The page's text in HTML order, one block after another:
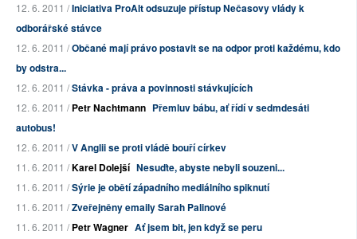
12. 6. 2011 /Iniciativa ProAlt odsuzuje přístup Nečasovy vlády k
odborářské stávce
12. 6. 2011 /Občané mají právo postavit se na odpor proti každému, kdo
by odstra...
12. 6. 2011 /Stávka - práva a povinnosti stávkujících
12. 6. 2011 /Petr Nachtmann Přemluv bábu, ať řídí v sedmdesáti
autobus!
12. 6. 2011 /V Anglii se proti vládě bouří církev
11. 6. 2011 /Karel Dolejší Nesuďte, abyste nebyli souzeni...
11. 6. 2011 /Sýrie je obětí západního mediálního spiknutí
11. 6. 2011 /Zveřejněny emaily Sarah Palinové
11. 6. 2011 /Petr Wagner Ať jsem bit, jen když se peru